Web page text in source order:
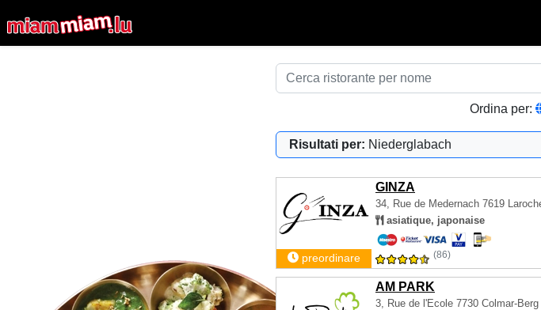
Ordina per:
Risultati per: Niederglabach
GINZA
34, Rue de Medernach 7619
asiatique, japonaise
preordinare (86)
AM PARK
3, Rue de l'Ecole 7730 Colmar-Berg